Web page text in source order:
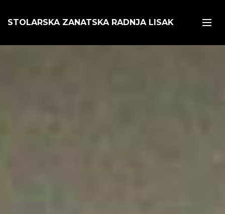
STOLARSKA ZANATSKA RADNJA LISAK